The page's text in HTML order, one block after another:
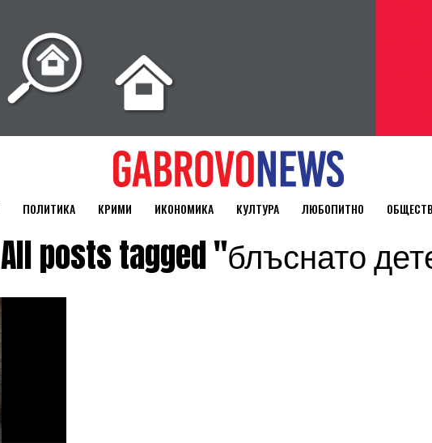
ПОЛИТИКА КРИМИ ИКОНОМИКА КУЛТУРА ЛЮБОПИТНО
All posts tagged "блъснато